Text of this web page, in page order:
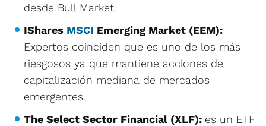
desde Bull Market.
IShares MSCI Emerging Market (EEM):
Expertos coinciden que es uno de los más
riesgosos ya que mantiene acciones de
capitalización mediana de mercados
emergentes.
The Select Sector Financial (XLF): es un ETF